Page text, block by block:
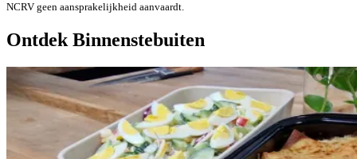
NCRV geen aansprakelijkheid aanvaardt.
Ontdek Binnenstebuiten